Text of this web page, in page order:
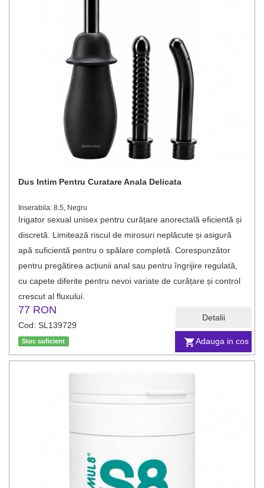
Adauga in cos
Detalii
Dus Intim Pentru Curatare Anala Delicata
Inserabila: 8.5, Negru
Irigator sexual unisex pentru curățare anorectală eficientă și
discretă. Limitează riscul de mirosuri neplăcute și asigură
apă suficientă pentru o spălare completă. Corespunzător
pentru pregătirea acțiunii anal sau pentru îngrijire regulată,
cu capete diferite pentru nevoi variate de curățare și control
crescut al fluxului.
77 RON
Cod: SL139729
Stoc suficient